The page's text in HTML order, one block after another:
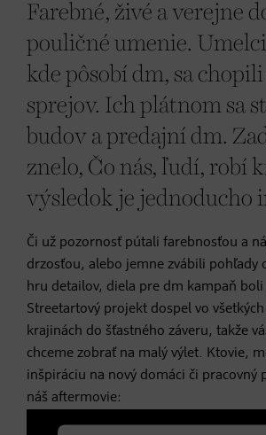
Farebné, živé a verejne
pouličné umenie.
kde pôsobí dm, sa
sprejov. Ich plátnom sa
budov a predajní dm.
znelo, Čo nás, ľudí, robí
výsledok je jednoducho
Či už pozornosť pútali farebnosťou a
drzosťou, alebo jemne zvábili pohľady
hru detailov, diela pre dm kampaň
Streetartový projekt dospel vo
krajinách do šťastného záveru, takže
chceme zobrať na malý výlet. Ktovie,
inšpiráciu na nový domáci či pracovný
náš aftermovie: